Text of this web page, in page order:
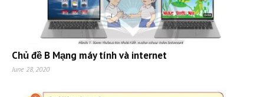
Chủ đề B Mạng máy tính và internet
June 28, 2020